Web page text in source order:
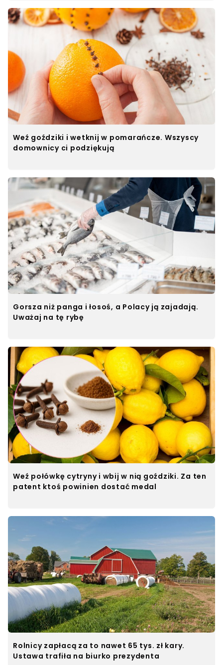
Weź goździki i wetknij w pomarańcze. Wszyscy
domownicy ci podziękują
Gorsza niż panga i łosoś, a Polacy ją zajadają.
Uważaj na tę rybę
Weź połówkę cytryny i wbij w nią goździki. Za ten
patent ktoś powinien dostać medal
Rolnicy zapłacą za to nawet 65 tys. zł kary.
Ustawa trafiła na biurko prezydenta